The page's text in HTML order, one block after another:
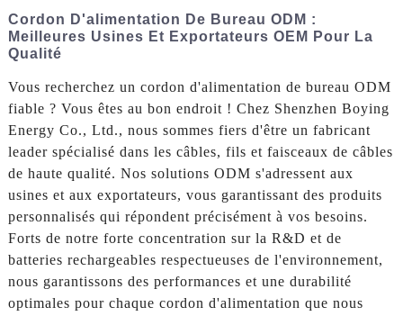
Cordon D'alimentation De Bureau ODM :
Meilleures Usines Et Exportateurs OEM Pour La
Qualité
Vous recherchez un cordon d'alimentation de bureau ODM
fiable ? Vous êtes au bon endroit ! Chez Shenzhen Boying
Energy Co., Ltd., nous sommes fiers d'être un fabricant
leader spécialisé dans les câbles, fils et faisceaux de câbles
de haute qualité. Nos solutions ODM s'adressent aux
usines et aux exportateurs, vous garantissant des produits
personnalisés qui répondent précisément à vos besoins.
Forts de notre forte concentration sur la R&D et de
batteries rechargeables respectueuses de l'environnement,
nous garantissons des performances et une durabilité
optimales pour chaque cordon d'alimentation que nous